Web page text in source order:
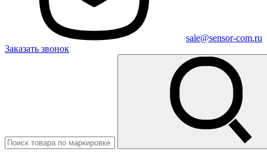
sale@sensor-com.ru
Заказать звонок